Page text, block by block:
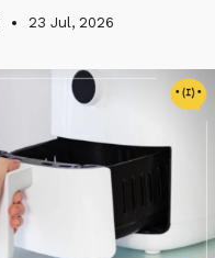
23 Jul, 2026